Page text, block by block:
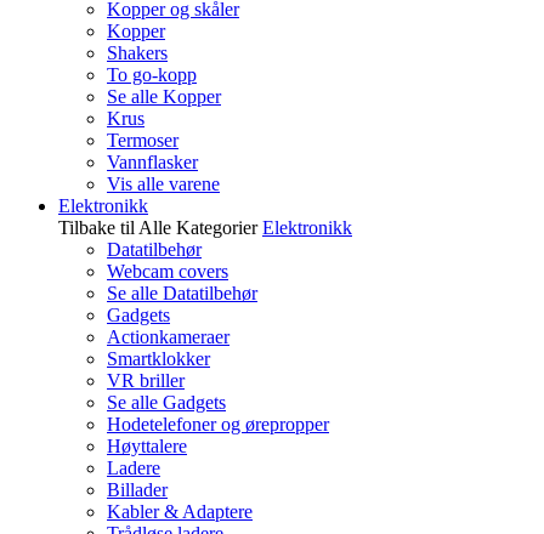
Kopper og skåler
Kopper
Shakers
To go-kopp
Se alle Kopper
Krus
Termoser
Vannflasker
Vis alle varene
Elektronikk
Tilbake til Alle Kategorier Elektronikk
Datatilbehør
Webcam covers
Se alle Datatilbehør
Gadgets
Actionkameraer
Smartklokker
VR briller
Se alle Gadgets
Hodetelefoner og ørepropper
Høyttalere
Ladere
Billader
Kabler & Adaptere